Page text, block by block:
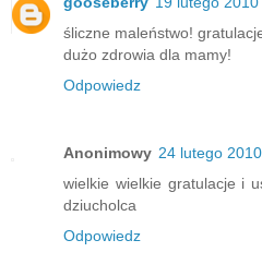
śliczne maleństwo!
dużo zdrowia dla mamy!
Odpowiedz
Anonimowy 24 lutego
wielkie wielkie gratulacje i
dziucholca
Odpowiedz